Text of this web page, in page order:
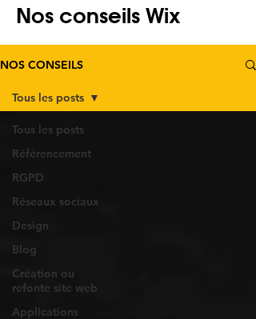
Nos conseils Wix
NOS CONSEILS
Tous les posts
Référencement
RGPD
Réseaux sociaux
Design
Blog
Création ou
refonte site web
Applications
Tous les posts